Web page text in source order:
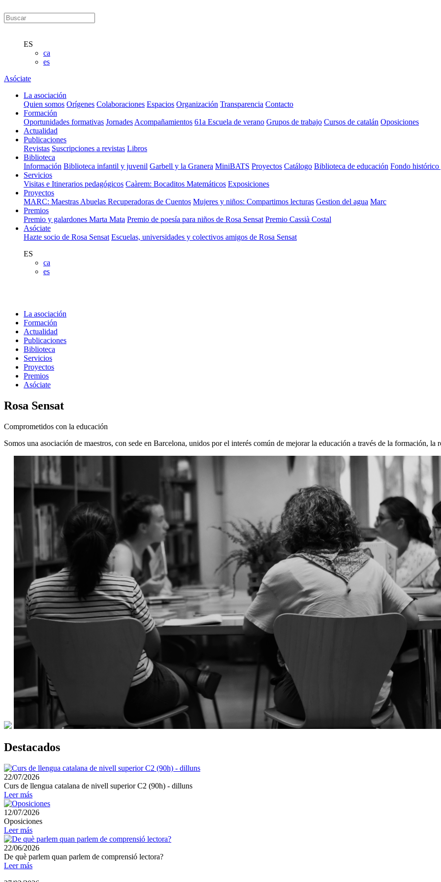
ES
ca
es
Asóciate
La asociación
Quien somos Orígenes Colaboraciones Espacios Organización Transparencia Contacto
Formación
Oportunidades formativas Jornades Acompañamientos 61a Escuela de verano Grupos de trabajo Cursos de catalán Oposiciones
Actualidad
Publicaciones
Revistas Suscripciones a revistas Libros
Biblioteca
Información Biblioteca infantil y juvenil Garbell y la Granera MiniBATS Proyectos Catálogo Biblioteca de educación Fondo
Servicios
Visitas e Itinerarios pedagógicos Caàrem: Bocaditos Matemáticos Exposiciones
Proyectos
MARC: Maestras Abuelas Recuperadoras de Cuentos Mujeres y niños: Compartimos lecturas Gestion del agua Marc
Premios
Premio y galardones Marta Mata Premio de poesía para niños de Rosa Sensat Premio Cassià Costal
Asóciate
Hazte socio de Rosa Sensat Escuelas, universidades y colectivos amigos de Rosa Sensat
ES
ca
es
La asociación
Formación
Actualidad
Publicaciones
Biblioteca
Servicios
Proyectos
Premios
Asóciate
Rosa Sensat
Comprometidos con la educación
Somos una asociación de maestros, con sede en Barcelona, ​​unidos por el interés común de mejorar la educación a través de la formación,
Destacados
22/07/2026
Curs de llengua catalana de nivell superior C2 (90h) - dilluns
Leer más
12/07/2026
Oposiciones
Leer más
22/06/2026
De què parlem quan parlem de comprensió lectora?
Leer más